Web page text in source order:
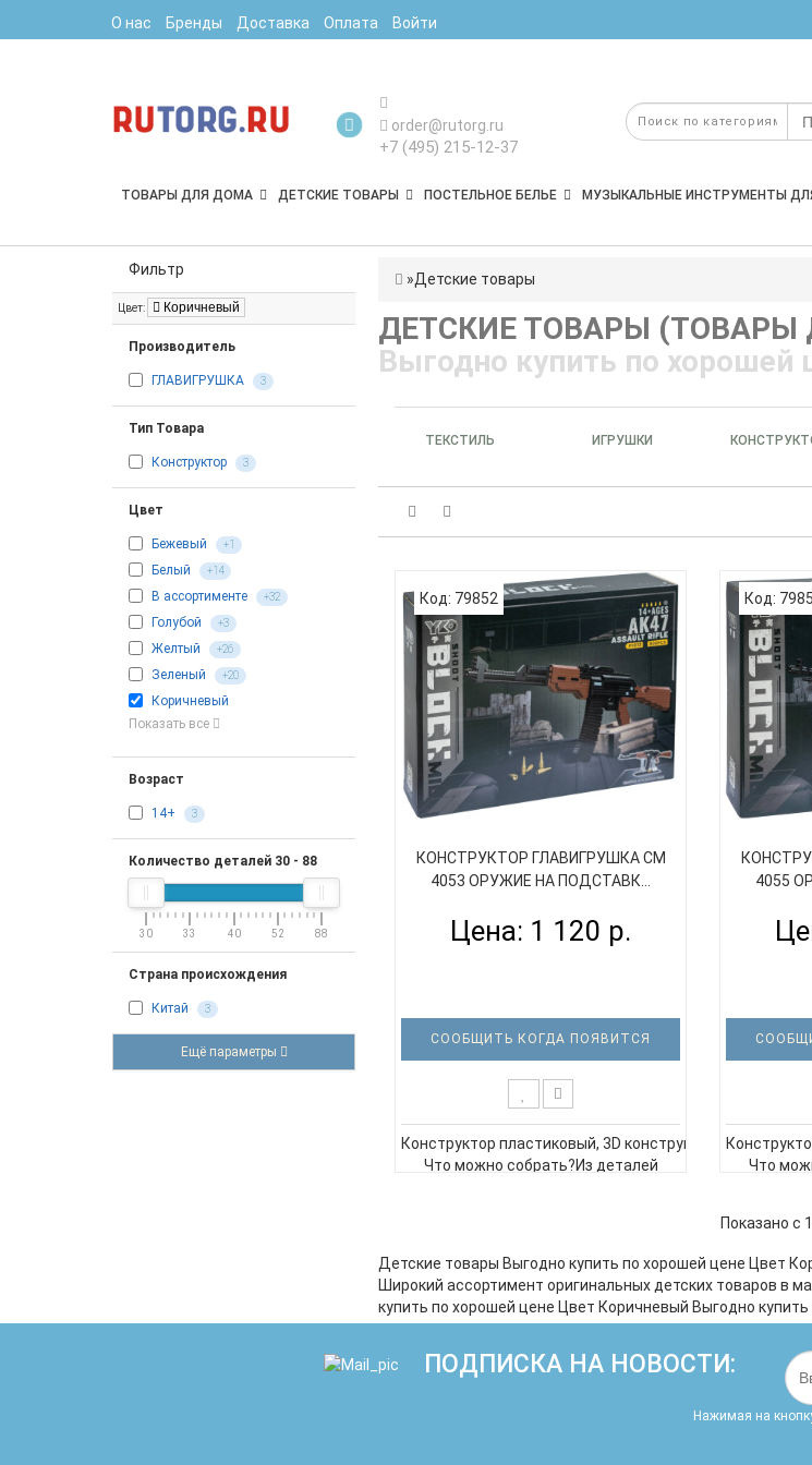
О нас Бренды Доставка Оплата Войти
order@rutorg.ru
+7 (495) 215-12-37
ТОВАРЫ ДЛЯ ДОМА ДЕТСКИЕ ТОВАРЫ ПОСТЕЛЬНОЕ БЕЛЬЕ МУЗЫКАЛЬНЫЕ ИНСТРУМЕНТЫ
Фильтр
Цвет: Коричневый
Производитель
ГЛАВИГРУШКА 3
Тип Товара
Конструктор 3
Цвет
Бежевый +1
Белый +14
В ассортименте +32
Голубой +3
Желтый +26
Зеленый +20
Коричневый
Показать все
Возраст
14+ 3
Количество деталей 30 - 88
30 33 40 52 88
Страна происхождения
Китай 3
Ещё параметры
Детские товары
ДЕТСКИЕ ТОВАРЫ (ТОВАРЫ
Выгодно купить по хорошей
ТЕКСТИЛЬ ИГРУШКИ
Код: 79852
КОНСТРУКТОР ГЛАВИГРУШКА СM
4053 ОРУЖИЕ НА ПОДСТАВК...
Цена: 1 120 р.
СООБЩИТЬ КОГДА ПОЯВИТСЯ
Конструктор пластиковый, 3D конструктор, блочный
Что можно собрать?Из деталей
Код:
4055
Что
Показано с
Детские товары Выгодно купить по хорошей цене Цвет
Широкий ассортимент оригинальных детских товаров в
купить по хорошей цене Цвет Коричневый Выгодно
ПОДПИСКА НА НОВОСТИ:
Нажимая на